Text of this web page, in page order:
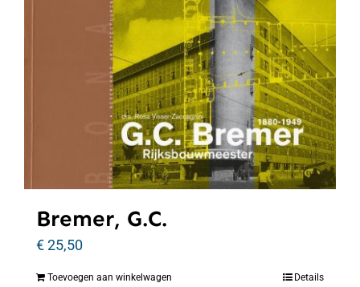
Bremer, G.C.
€25,50
Toevoegen aan winkelwagen Details